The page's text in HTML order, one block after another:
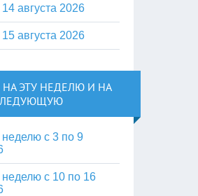
августа 2026
августа 2026
ЭТУ НЕДЕЛЮ И НА
неделю с 3 по 9
неделю с 10 по 16